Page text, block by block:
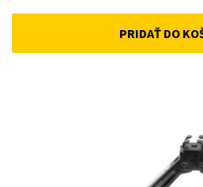
price
was:
PRIDAŤ DO